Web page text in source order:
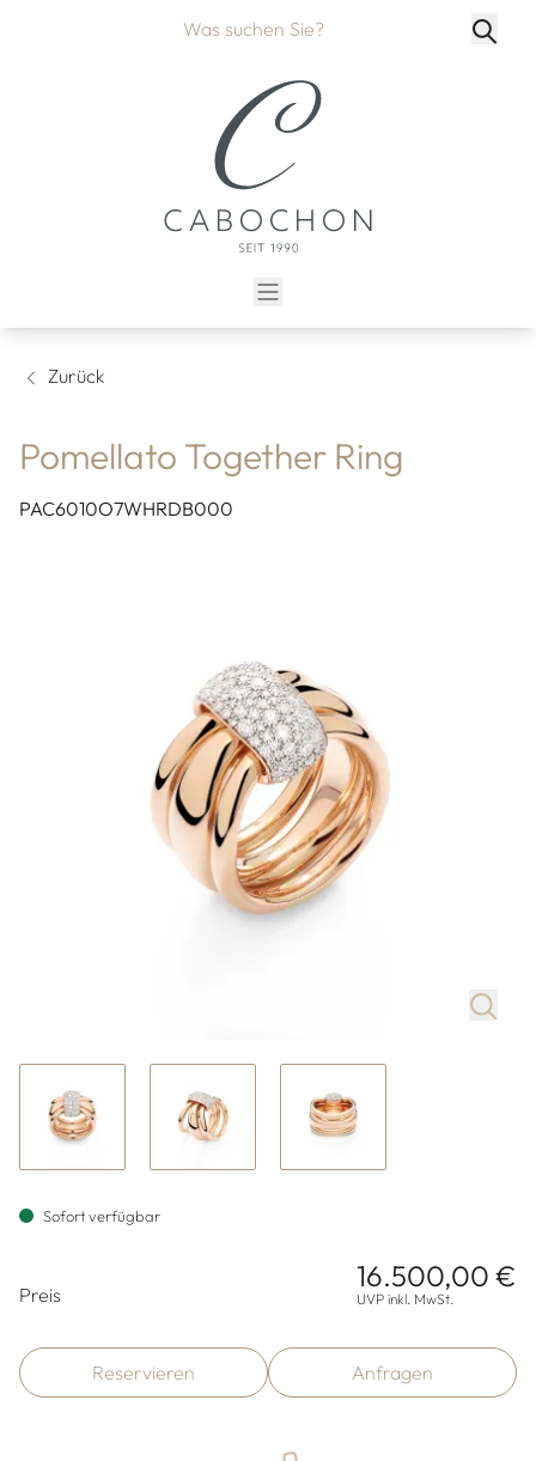
Zurück
Pomellato Together Ring
PAC6010O7WHRDB000
Sofort verfügbar
Preis
16.500,00 €
UVP inkl. MwSt.
Reservieren Anfragen